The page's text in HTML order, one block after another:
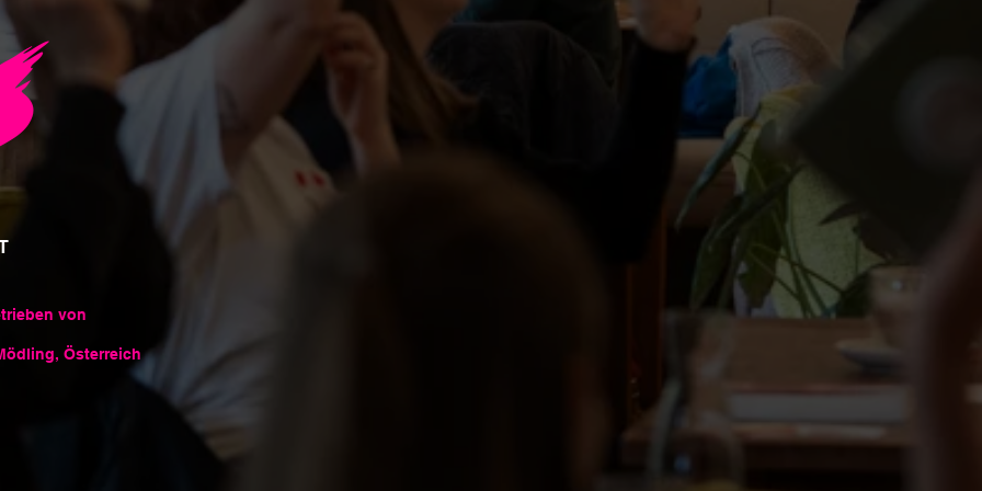
von
Österreich